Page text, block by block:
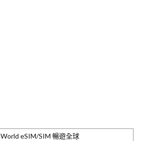
World eSIM/SIM 暢遊全球